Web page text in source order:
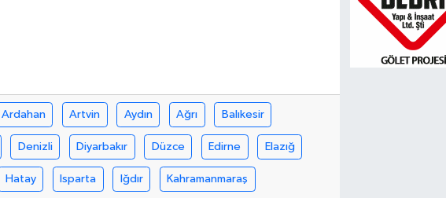
Ardahan Artvin Aydın Ağrı Balıkesir
Denizli Diyarbakır Düzce Edirne Elazığ
Hatay Isparta Iğdır Kahramanmaraş